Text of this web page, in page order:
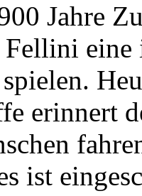
Jahre
Fellini
erinnert
ist